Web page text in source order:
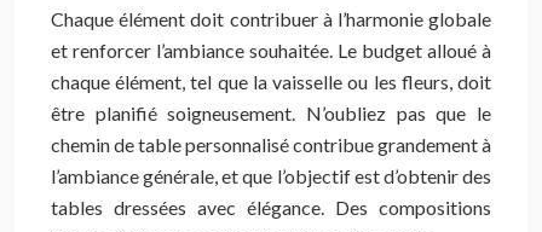
Chaque élément doit contribuer à l’harmonie globale
et renforcer l’ambiance souhaitée. Le budget alloué à
chaque élément, tel que la vaisselle ou les fleurs, doit
être planifié soigneusement. N’oubliez pas que le
chemin de table personnalisé contribue grandement à
l’ambiance générale, et que l’objectif est d’obtenir des
tables dressées avec élégance. Des compositions